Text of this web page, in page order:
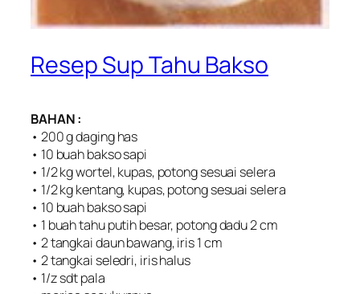
Resep Sup Tahu Bakso
BAHAN :
• 200 g daging has
• 10 buah bakso sapi
• 1/2 kg wortel, kupas, potong sesuai selera
• 1/2 kg kentang, kupas, potong sesuai selera
• 10 buah bakso sapi
• 1 buah tahu putih besar, potong dadu 2 cm
• 2 tangkai daun bawang, iris 1 cm
• 2 tangkai seledri, iris halus
• 1/z sdt pala